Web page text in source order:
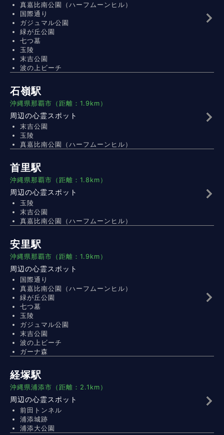
真嘉比南公園（ハーフムーンヒル）
国際通り
ガジュマル公園
緑が丘公園
七つ墓
玉陵
末吉公園
波の上ビーチ
石嶺駅
沖縄県那覇市（距離：1.9km）
周辺の心霊スポット
末吉公園
玉陵
真嘉比南公園（ハーフムーンヒル）
首里駅
沖縄県那覇市（距離：1.8km）
周辺の心霊スポット
玉陵
末吉公園
真嘉比南公園（ハーフムーンヒル）
安里駅
沖縄県那覇市（距離：1.9km）
周辺の心霊スポット
国際通り
真嘉比南公園（ハーフムーンヒル）
緑が丘公園
七つ墓
玉陵
ガジュマル公園
末吉公園
波の上ビーチ
ガーナ森
経塚駅
沖縄県浦添市（距離：2.1km）
周辺の心霊スポット
前田トンネル
浦添城跡
浦添大公園